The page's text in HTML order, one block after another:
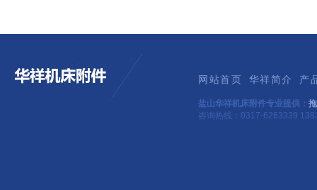
网站首页 华祥简介 产
盐山华祥机床附件专业提供：
咨询热线：0317-6263339